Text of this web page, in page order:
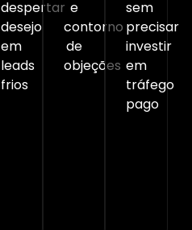
despertar
desejo
em
leads
frios
e
contorno
de
objeções
sem
precisar
investir
em
tráfego
pago